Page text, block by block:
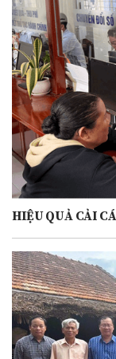
HIỆU QUẢ CẢI